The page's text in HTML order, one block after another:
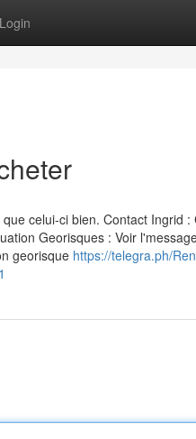
Login
celui-ci bien. Contact Ingrid
Georisques : Voir
georisque https://telegra.ph/